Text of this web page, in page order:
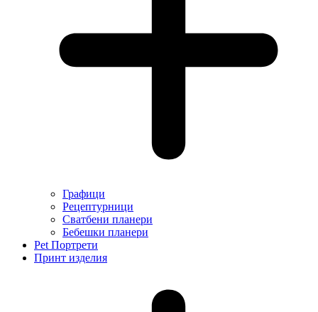
Графици
Рецептурници
Сватбени планери
Бебешки планери
Pet Портрети
Принт изделия